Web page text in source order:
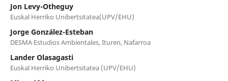
Jon Levy-Otheguy
Euskal Herriko Unibertsitatea(UPV/EHU)
Jorge González-Esteban
DESMA Estudios Ambientales, Ituren, Nafarroa
Lander Olasagasti
Euskal Herriko Unibertsitatea (UPV/EHU)